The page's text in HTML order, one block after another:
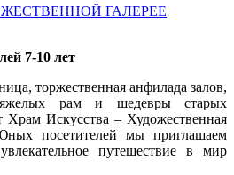
ГАЛЕРЕЕ
7-10 лет
торжественная анфилада залов,
рам и шедевры старых
Искусства – Художественная
посетителей мы приглашаем
путешествие в мир